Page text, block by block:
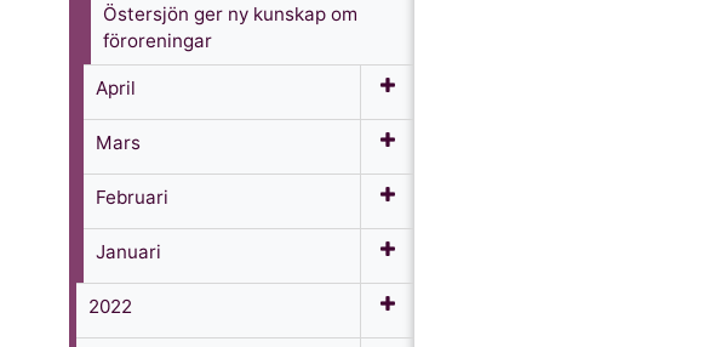
Östersjön ger ny kunskap om
föroreningar
April
Mars
Februari
Januari
2022